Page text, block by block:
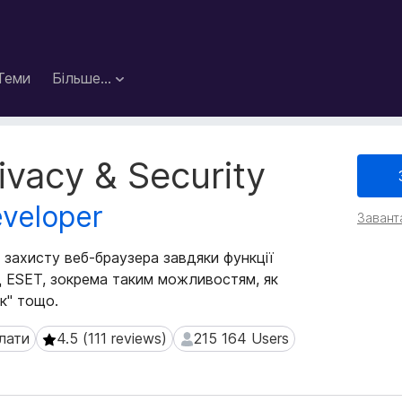
Більше…
& Security
веб-браузера завдяки функції
ESET, зокрема таким можливостям, як
тощо.
4.5 (111 reviews)
4.5 (111 reviews) 215 164 Users
215 164 Users